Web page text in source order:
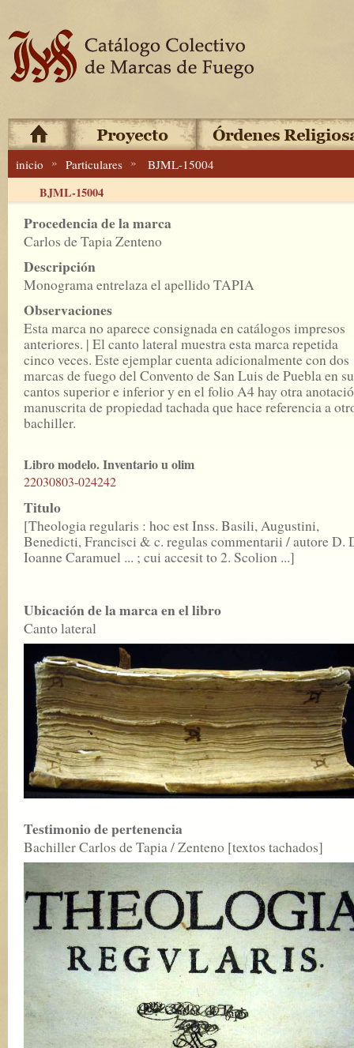
inicio » Particulares » BJML-15004
BJML-15004
Procedencia de la marca
Carlos de Tapia Zenteno
Descripción
Monograma entrelaza el apellido TAPIA
Observaciones
Esta marca no aparece consignada en catálogos impresos
anteriores. | El canto lateral muestra esta marca repetida
cinco veces. Este ejemplar cuenta adicionalmente con dos
marcas de fuego del Convento de San Luis de Puebla en
cantos superior e inferior y en el folio A4 hay otra
manuscrita de propiedad tachada que hace referencia a
bachiller.
Libro modelo. Inventario u olim
22030803-024242
Titulo
[Theologia regularis : hoc est Inss. Basili, Augustini,
Benedicti, Francisci & c. regulas commentarii / autore D.
Ioanne Caramuel ... ; cui accesit to 2. Scolion ...]
Ubicación de la marca en el libro
Canto lateral
Testimonio de pertenencia
Bachiller Carlos de Tapia / Zenteno [textos tachados]